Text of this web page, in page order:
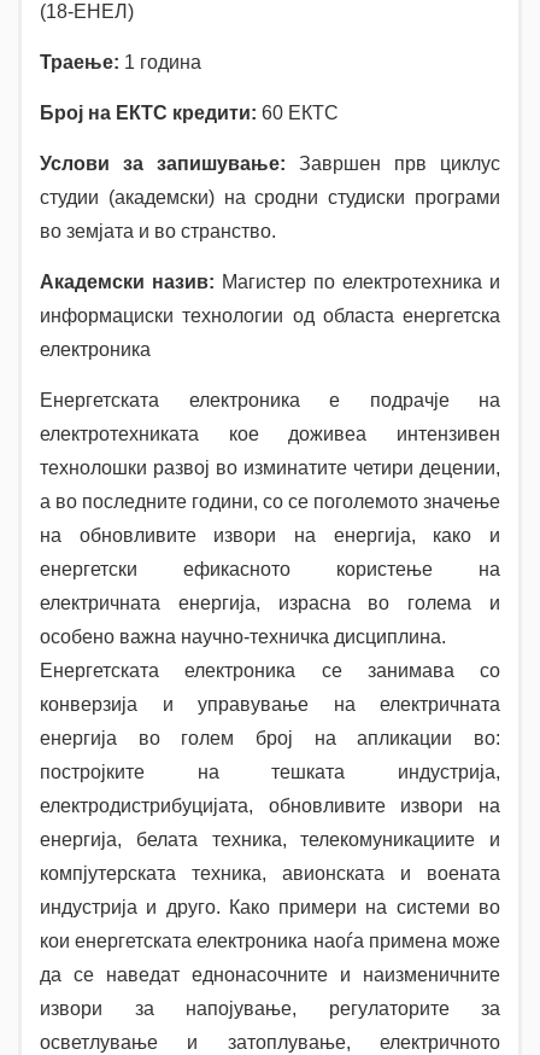
(18-ЕНЕЛ)
Траење: 1 година
Број на ЕКТС кредити: 60 ЕКТС
Услови за запишување: Завршен прв циклус
студии (академски) на сродни студиски програми
во земјата и во странство.
Академски назив: Магистер по електротехника и
информациски технологии од областа енергетска
електроника
Енергетската електроника е подрачје на
електротехниката кое доживеа интензивен
технолошки развој во изминатите четири децении,
а во последните години, со се поголемото значење
на обновливите извори на енергија, како и
енергетски ефикасното користење на
електричната енергија, израсна во голема и
особено важна научно-техничка дисциплина.
Енергетската електроника се занимава со
конверзија и управување на електричната
енергија во голем број на апликации во:
постројките на тешката индустрија,
електродистрибуцијата, обновливите извори на
енергија, белата техника, телекомуникациите и
компјутерската техника, авионската и воената
индустрија и друго. Како примери на системи во
кои енергетската електроника наоѓа примена може
да се наведат еднонасочните и наизменичните
извори за напојување, регулаторите за
осветлување и затоплување, електричното